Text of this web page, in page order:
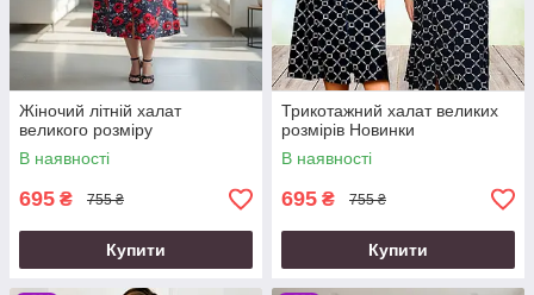
Жіночий літній халат
великого розміру
В наявності
695 ₴ 755 ₴
Купити
Трикотажний халат великих
розмірів Новинки
В наявності
695 ₴ 755 ₴
Купити